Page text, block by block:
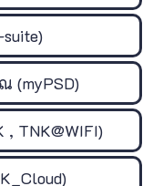
(myPSD)
TNK@WIFI)